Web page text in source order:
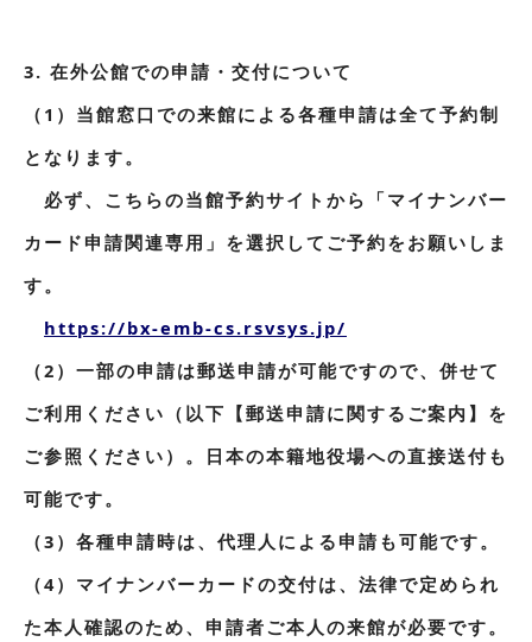
3. 在外公館での申請・交付について
（1）当館窓口での来館による各種申請は全て予約制
となります。
必ず、こちらの当館予約サイトから「マイナンバー
カード申請関連専用」を選択してご予約をお願いしま
す。
https://bx-emb-cs.rsvsys.jp/
（2）一部の申請は郵送申請が可能ですので、併せて
ご利用ください（以下【郵送申請に関するご案内】を
ご参照ください）。日本の本籍地役場への直接送付も
可能です。
（3）各種申請時は、代理人による申請も可能です。
（4）マイナンバーカードの交付は、法律で定められ
た本人確認のため、申請者ご本人の来館が必要です。